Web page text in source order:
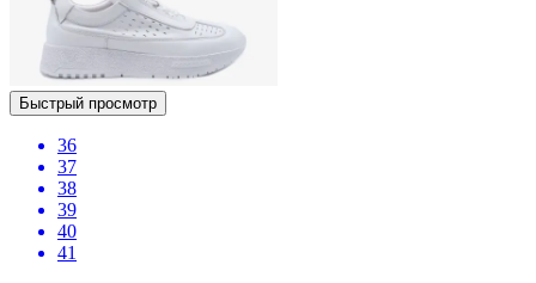
Быстрый просмотр
36
37
38
39
40
41